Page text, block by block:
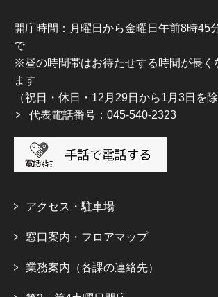
開庁時間：月曜日から金曜日午前8時45
で
※昼の時間帯はお待たせする時間が長く
ます
（祝日・休日・12月29日から1月3日を除
代表電話番号：045-540-2323
アクセス・駐車場
窓口案内・フロアマップ
業務案内（各課の連絡先）